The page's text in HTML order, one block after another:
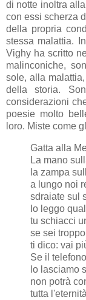
di notte inoltra
con essi scherza
della propria
stessa malattia.
Vighy ha scritto
malinconiche,
sole, alla
della storia.
considerazioni
poesie molto
loro. Miste come
Gatta alla
La mano
la zampa
a lungo noi
sdraiate sul
Io leggo
tu schiacci
se sei
ti dico: vai
Se il
lo lasciamo
non potrà
tutta